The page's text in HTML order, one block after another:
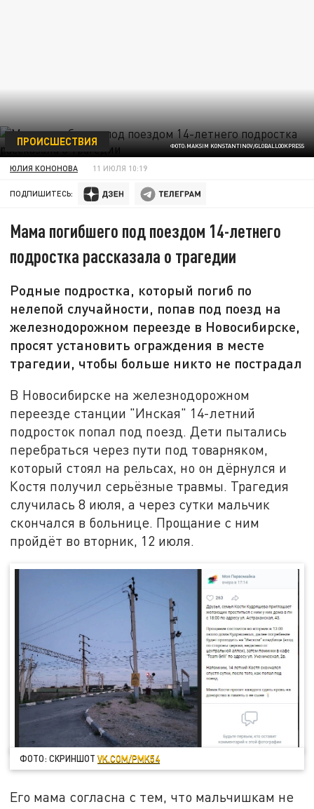
ФОТО:MAKSIM KONSTANTINOV/GLOBALLOOKPRESS
ПРОИСШЕСТВИЯ
ЮЛИЯ КОНОНОВА 11 ИЮЛЯ 10:19
ПОДПИШИТЕСЬ:
Мама погибшего под поездом 14-летнего
подростка рассказала о трагедии
Родные подростка, который погиб по
нелепой случайности, попав под поезд на
железнодорожном переезде в Новосибирске,
просят установить ограждения в месте
трагедии, чтобы больше никто не пострадал
В Новосибирске на железнодорожном
переезде станции "Инская" 14-летний
подросток попал под поезд. Дети пытались
перебраться через пути под товарняком,
который стоял на рельсах, но он дёрнулся и
Костя получил серьёзные травмы. Трагедия
случилась 8 июля, а через сутки мальчик
скончался в больнице. Прощание с ним
пройдёт во вторник, 12 июля.
ФОТО: СКРИНШОТVK.COM/PMK54
Его мама согласна с тем, что мальчишкам не